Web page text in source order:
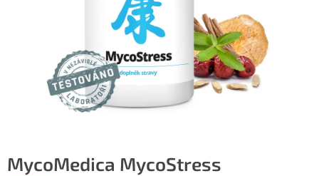
MycoMedica MycoStress